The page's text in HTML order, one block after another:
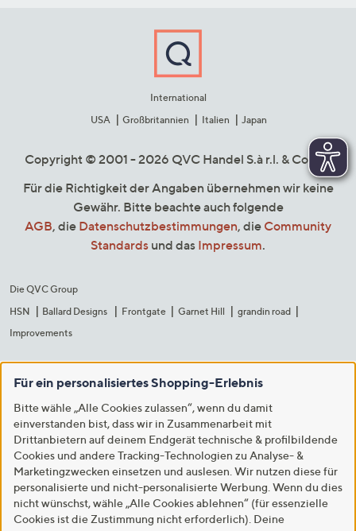
International
USA
Großbritannien Italien Japan
Copyright © 2001 - 2026 QVC Handel S.à r.l. & Co. KG
Für die Richtigkeit der Angaben übernehmen wir keine
Gewähr. Bitte beachte auch folgende
AGB, die Datenschutzbestimmungen, die Community
Standards und das Impressum.
Die QVC Group
HSN
Ballard Designs Frontgate Garnet Hill
grandin road
Improvements
Für ein personalisiertes Shopping-Erlebnis
Bitte wähle „Alle Cookies zulassen“, wenn du damit
einverstanden bist, dass wir in Zusammenarbeit mit
Drittanbietern auf deinem Endgerät technische & profilbildende
Cookies und andere Tracking-Technologien zu Analyse- &
Marketingzwecken einsetzen und auslesen. Wir nutzen diese für
personalisierte und nicht-personalisierte Werbung. Wenn du dies
nicht wünschst, wähle „Alle Cookies ablehnen“ (für essenzielle
Cookies ist die Zustimmung nicht erforderlich). Deine